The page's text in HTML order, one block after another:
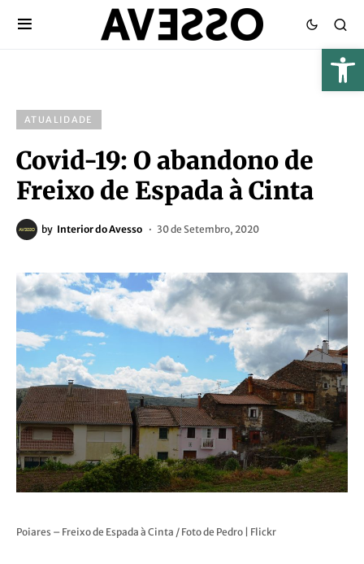
ATUALIDADE
Covid-19: O abandono de
Freixo de Espada à Cinta
by Interior do Avesso 30 de Setembro, 2020
Poiares – Freixo de Espada à Cinta / Foto de Pedro | Flickr